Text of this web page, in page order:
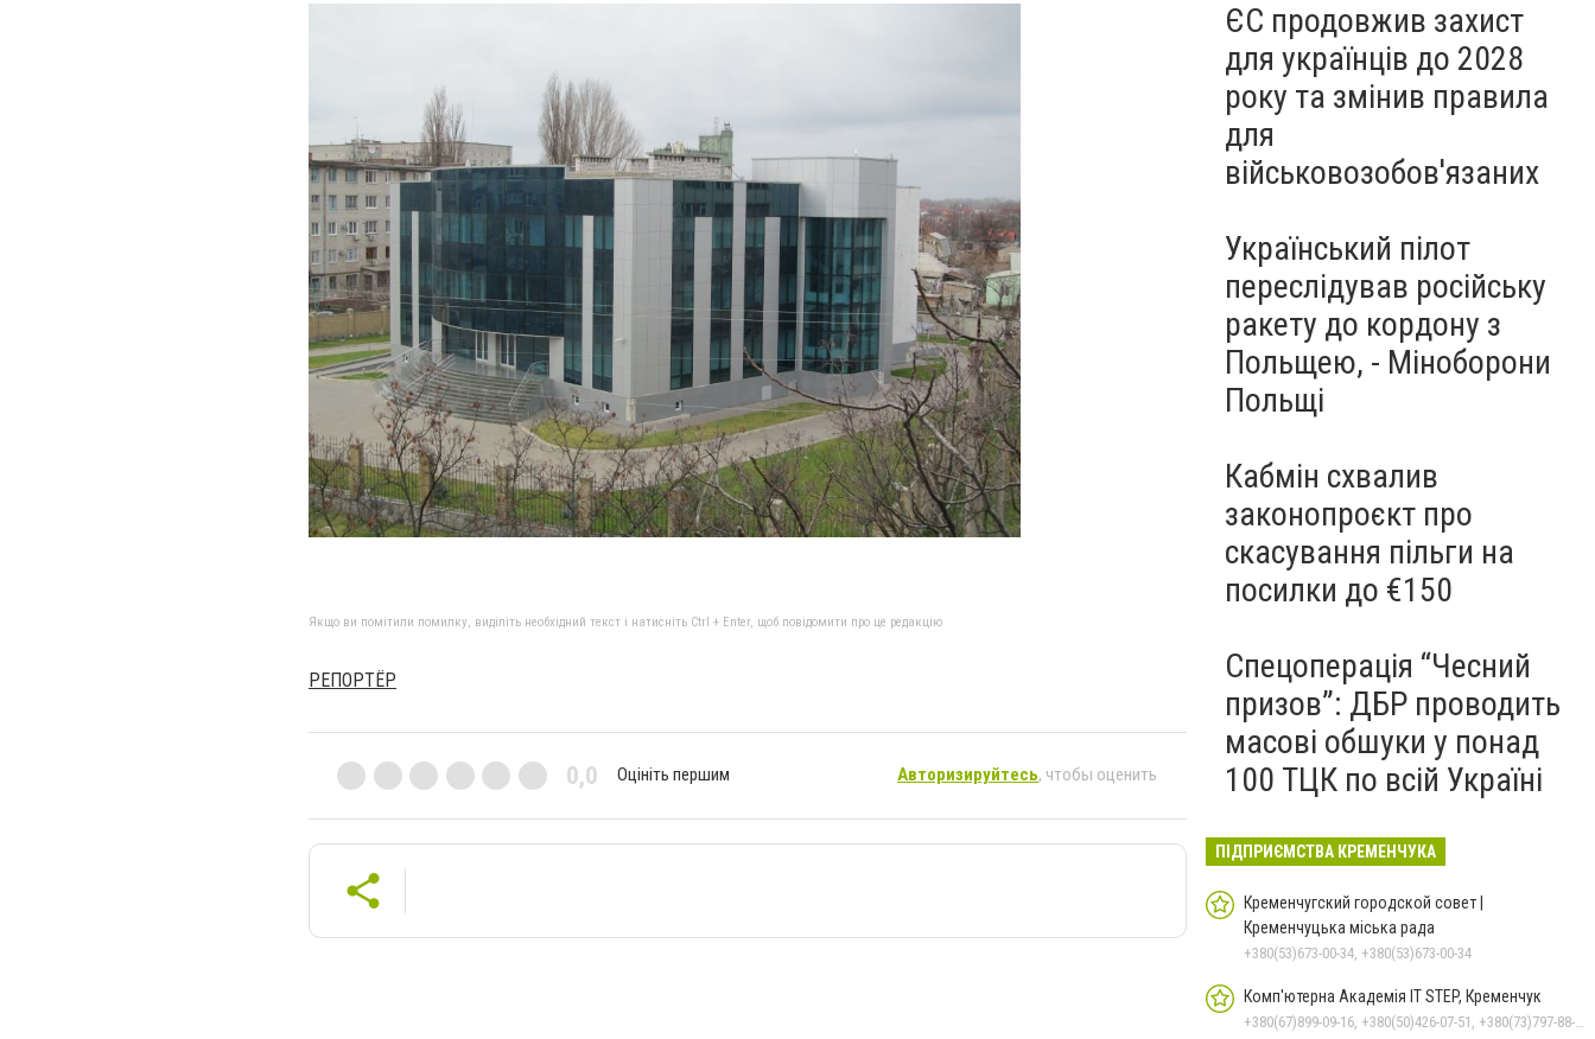
Якщо ви помітили помилку, виділіть необхідний текст і натисніть Ctrl + Enter, щоб повідомити про це редакцію
РЕПОРТЁР
0,0 Оцініть першим Авторизируйтесь, чтобы оценить
ЄС продовжив захист
для українців до 2028
року та змінив правила
для
військовозобов'язаних
Український пілот
переслідував російську
ракету до кордону з
Польщею, - Міноборони
Польщі
Кабмін схвалив
законопроєкт про
скасування пільги на
посилки до €150
Спецоперація “Чесний
призов”: ДБР проводить
масові обшуки у понад
100 ТЦК по всій Україні
ПІДПРИЄМСТВА КРЕМЕНЧУКА
Кременчугский городской совет |
Кременчуцька міська рада
+380(53)673-00-34, +380(53)673-00-34
Комп'ютерна Академія IT STEP, Кременчук
+380(67)899-09-16, +380(50)426-07-51, +380(73)797-88-17